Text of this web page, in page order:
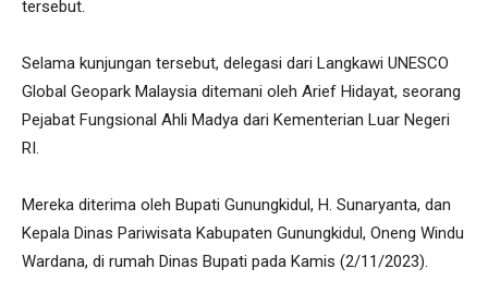
tersebut.
Selama kunjungan tersebut, delegasi dari Langkawi UNESCO
Global Geopark Malaysia ditemani oleh Arief Hidayat, seorang
Pejabat Fungsional Ahli Madya dari Kementerian Luar Negeri
RI.
Mereka diterima oleh Bupati Gunungkidul, H. Sunaryanta, dan
Kepala Dinas Pariwisata Kabupaten Gunungkidul, Oneng Windu
Wardana, di rumah Dinas Bupati pada Kamis (2/11/2023).